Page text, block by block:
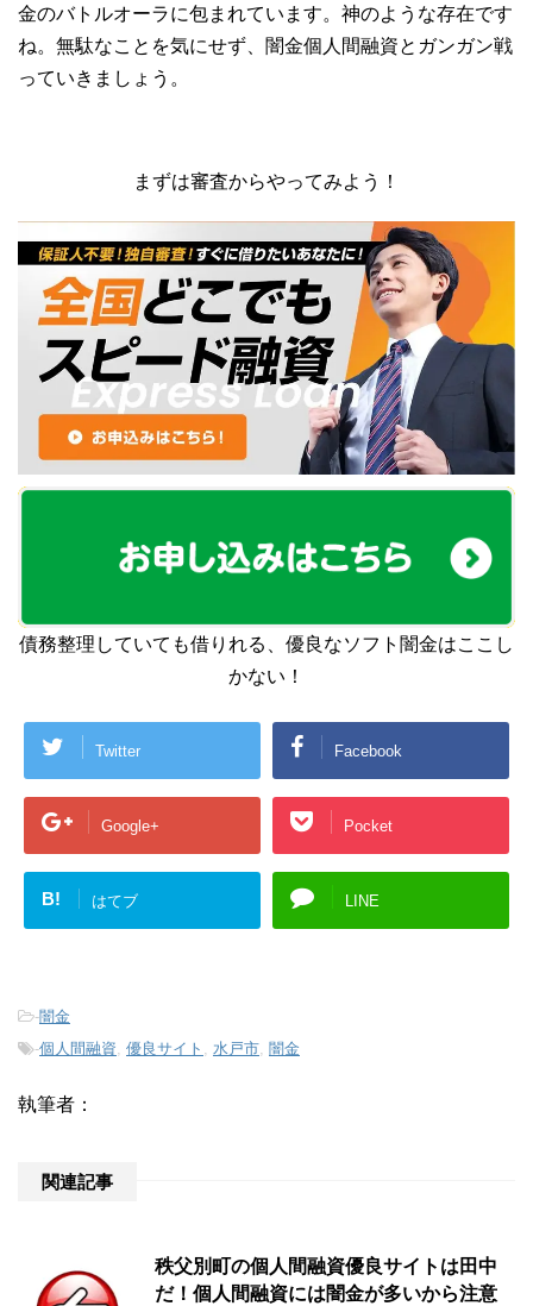
金のバトルオーラに包まれています。神のような存在です
ね。無駄なことを気にせず、闇金個人間融資とガンガン戦
っていきましょう。
まずは審査からやってみよう！
債務整理していても借りれる、優良なソフト闇金はここし
かない！
Twitter Facebook
Google+ Pocket
B! はてブ LINE
-闇金
-個人間融資, 優良サイト , 水戸市, 闇金
執筆者：
関連記事
秩父別町の個人間融資優良サイトは田中
だ！個人間融資には闇金が多いから注意